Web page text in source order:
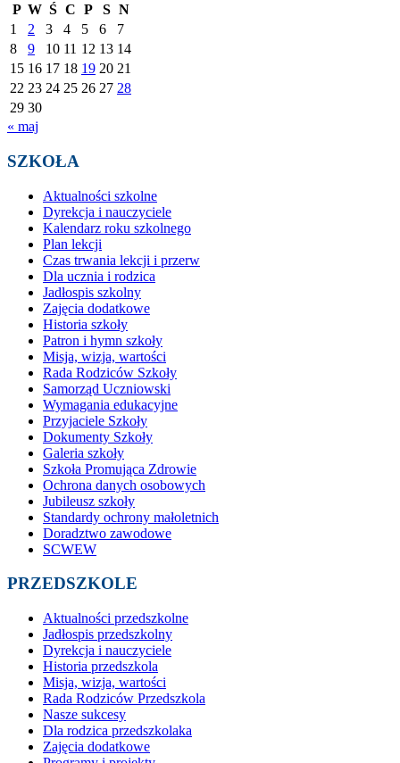
P W Ś C P S N
1
2 3 4 5 6
7
8
9 10 11 12 13 14
15 16 17 18 19 20 21
22 23 24 25 26 27 28
29 30
« maj
SZKOŁA
Aktualności szkolne
Dyrekcja i nauczyciele
Kalendarz roku szkolnego
Plan lekcji
Czas trwania lekcji i przerw
Dla ucznia i rodzica
Jadłospis szkolny
Zajęcia dodatkowe
Historia szkoły
Patron i hymn szkoły
Misja, wizja, wartości
Rada Rodziców Szkoły
Samorząd Uczniowski
Wymagania edukacyjne
Przyjaciele Szkoły
Dokumenty Szkoły
Galeria szkoły
Szkoła Promująca Zdrowie
Ochrona danych osobowych
Jubileusz szkoły
Standardy ochrony małoletnich
Doradztwo zawodowe
SCWEW
PRZEDSZKOLE
Aktualności przedszkolne
Jadłospis przedszkolny
Dyrekcja i nauczyciele
Historia przedszkola
Misja, wizja, wartości
Rada Rodziców Przedszkola
Nasze sukcesy
Dla rodzica przedszkolaka
Zajęcia dodatkowe